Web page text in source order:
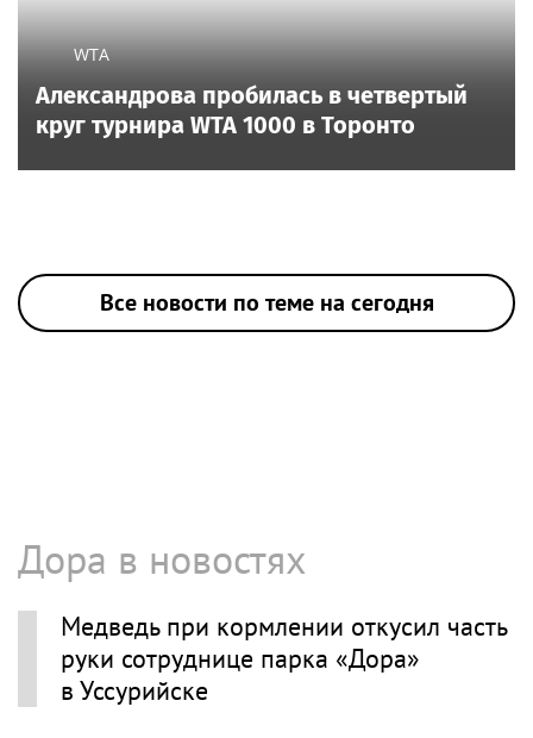
WTA
Александрова пробилась в четвертый
круг турнира WTA 1000 в Торонто
Все новости по теме на сегодня
Дора в новостях
Медведь при кормлении откусил часть
руки сотруднице парка «Дора»
в Уссурийске